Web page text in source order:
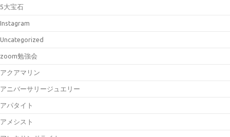
5大宝石
Instagram
Uncategorized
zoom勉強会
アクアマリン
アニバーサリージュエリー
アパタイト
アメシスト